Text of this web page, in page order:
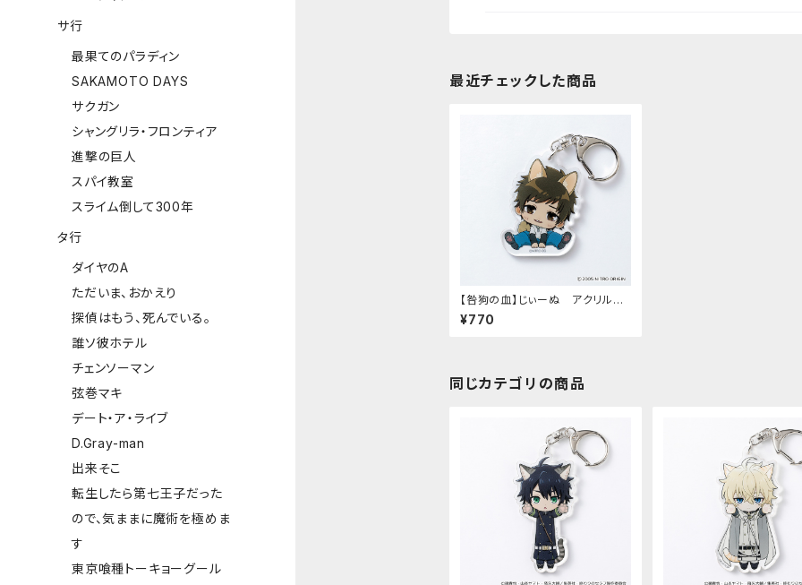
最近チェックした商品
【咎狗の血】じぃーぬ アクリルキ
ーホルダー（ケイスケ）
¥770
同じカテゴリの商品
サ行
最果てのパラディン
SAKAMOTO DAYS
サクガン
シャングリラ・フロンティア
進撃の巨人
スパイ教室
スライム倒して300年
タ行
ダイヤのA
ただいま、おかえり
探偵はもう、死んでいる。
誰ソ彼ホテル
チェンソーマン
弦巻マキ
デート・ア・ライブ
D.Gray-man
出来そこ
転生したら第七王子だった
ので、気ままに魔術を極めま
す
東京喰種トーキョーグール